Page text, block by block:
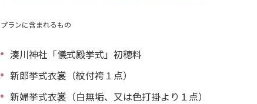
プランに含まれるもの
湊川神社「儀式殿挙式」初穂料
新郎挙式衣裳（紋付袴１点）
新婦挙式衣裳（白無垢、又は色打掛より１点）